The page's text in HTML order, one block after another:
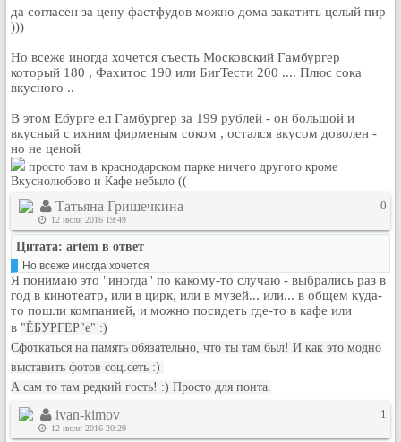
Норм
Видео архив
Дело
Организации
Объявления
Рейтинг сайтов
Полная версия сайта
да согласен за цену фастфудов можно дома закатить целый пир
)))
Но всеже иногда хочется съесть Московский Гамбургер
который 180 , Фахитос 190 или БигТести 200 .... Плюс сока
вкусного ..
В этом Ебурге ел Гамбургер за 199 рублей - он большой и
вкусный с ихним фирменым соком , остался вкусом доволен -
но не ценой
просто там в краснодарском парке ничего другого кроме
Вкуснолюбово и Кафе небыло ((
Татьяна Гришечкина
12 июля 2016 19:49
0
Цитата: artem в ответ
Но всеже иногда хочется
Я понимаю это "иногда" по какому-то случаю - выбрались раз в
год в кинотеатр, или в цирк, или в музей... или... в общем куда-
то пошли компанией, и можно посидеть где-то в кафе или
в "ЁБУРГЕР"е" :)
Сфоткаться на память обязательно, что ты там был! И как это модно
выставить фотов соц.сеть :)
А сам то там редкий гость! :) Просто для понта.
ivan-kimov
12 июля 2016 20:29
1